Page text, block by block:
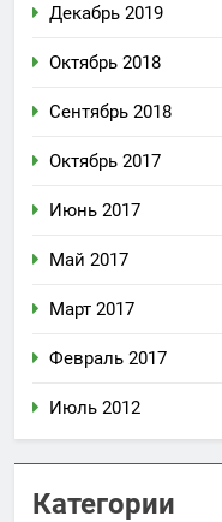
Декабрь 2019
Октябрь 2018
Сентябрь 2018
Октябрь 2017
Июнь 2017
Май 2017
Март 2017
Февраль 2017
Июль 2012
Категории